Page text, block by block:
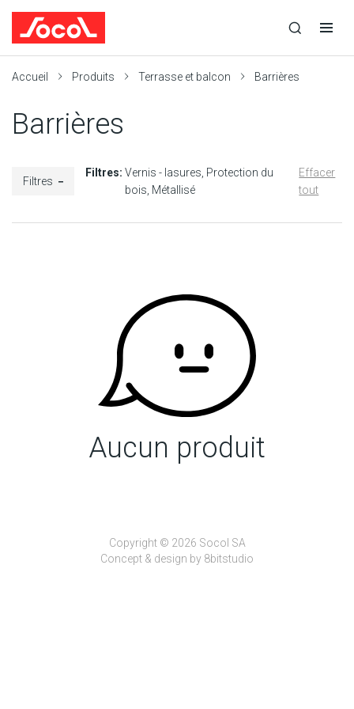
recherche
recherche
navigation
Accueil Produits Terrasse et balcon Barrières
Barrières
Filtres
Filtres: Vernis - lasures Protection du
bois Métallisé
Effacer
tout
Aucun produit
Copyright © 2026 Socol SA
Concept & design by 8bitstudio